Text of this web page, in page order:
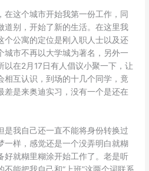
在这个城市开始我第一份工作，同
道别，开始了新的生活。在这里我
个公寓的定位是刚入职人士以及还
城市不再以大学城为著名，另外一
以在2月17日有人倡议小聚一下，让
相互认识，到场的十几个同学，竟
差是来奥迪实习，没有一个是还在
是我自己还一直不能将身份转换过
一样，感觉还是一个没弄明白就糊
好就糊里糊涂开始工作了。老是听
能把我自己和“上班”这两个词联系